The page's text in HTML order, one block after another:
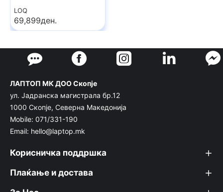
LOQ
69,899ден.
ЛАПТОП МК ДОО Скопје
ул. Јадранска магистрала бр.12
1000 Скопје, Северна Македонија
Mobile: 071/331-190
Email: hello@laptop.mk
Корисничка поддршка
Плаќање и достава